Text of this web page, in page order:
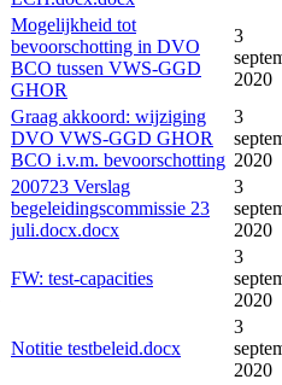
Mogelijkheid tot
bevoorschotting in DVO
BCO tussen VWS-GGD
GHOR
3
2020
Graag akkoord: wijziging
DVO VWS-GGD GHOR
BCO i.v.m. bevoorschotting
3
2020
200723 Verslag
begeleidingscommissie 23
juli.docx.docx
3
2020
FW: test-capacities
3
2020
Notitie testbeleid.docx
3
2020